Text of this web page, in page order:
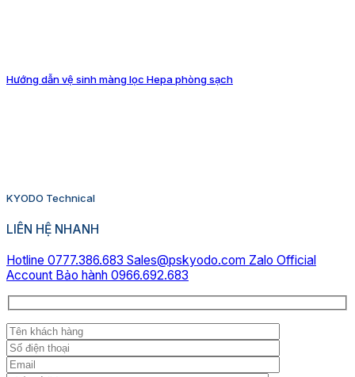
Hướng dẫn vệ sinh màng lọc Hepa phòng sạch
KYODO Technical
LIÊN HỆ NHANH
Hotline 0777.386.683 Sales@pskyodo.com Zalo Official
Account Bảo hành 0966.692.683